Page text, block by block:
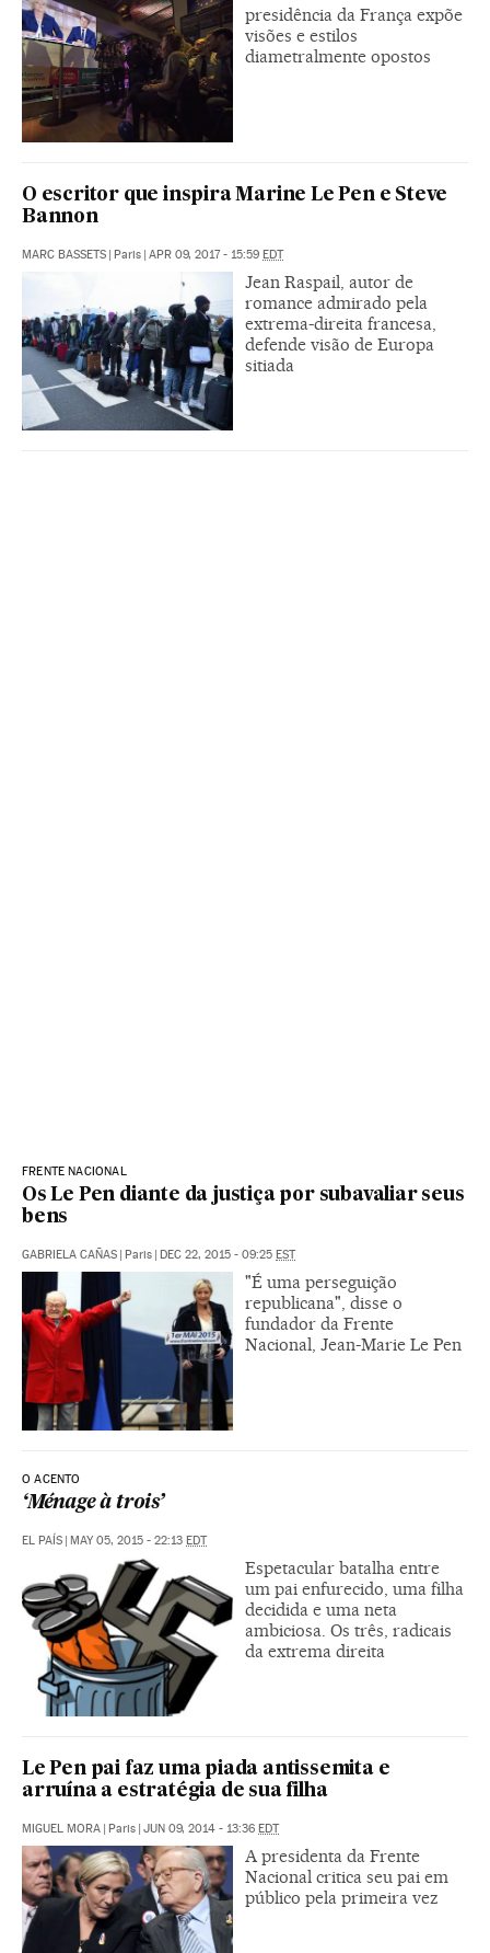
presidência da França expõe
visões e estilos
diametralmente opostos
O escritor que inspira Marine Le Pen e Steve
Bannon
MARC BASSETS | Paris | APR 09, 2017 - 15:59 EDT
Jean Raspail, autor de
romance admirado pela
extrema-direita francesa,
defende visão de Europa
sitiada
FRENTE NACIONAL
Os Le Pen diante da justiça por subavaliar seus
bens
GABRIELA CAÑAS | Paris | DEC 22, 2015 - 09:25 EST
"É uma perseguição
republicana", disse o
fundador da Frente
Nacional, Jean-Marie Le Pen
O ACENTO
‘Ménage à trois’
EL PAÍS | MAY 05, 2015 - 22:13 EDT
Espetacular batalha entre
um pai enfurecido, uma filha
decidida e uma neta
ambiciosa. Os três, radicais
da extrema direita
Le Pen pai faz uma piada antissemita e
arruína a estratégia de sua filha
MIGUEL MORA | Paris | JUN 09, 2014 - 13:36 EDT
A presidenta da Frente
Nacional critica seu pai em
público pela primeira vez